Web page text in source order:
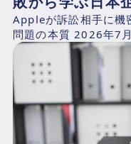
Appleが訴訟相手に
問題の本質 2026年7
アシステムズエンジ